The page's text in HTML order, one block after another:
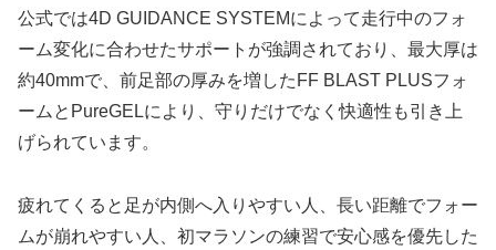
公式では4D GUIDANCE SYSTEMによって走行中のフォ
ーム変化に合わせたサポートが強調されており、最大厚は
約40mmで、前足部の厚みを増したFF BLAST PLUSフォ
ームとPureGELにより、守りだけでなく快適性も引き上
げられています。
疲れてくると足が内側へ入りやすい人、長い距離でフォー
ムが崩れやすい人、初マラソンの練習で安心感を優先した